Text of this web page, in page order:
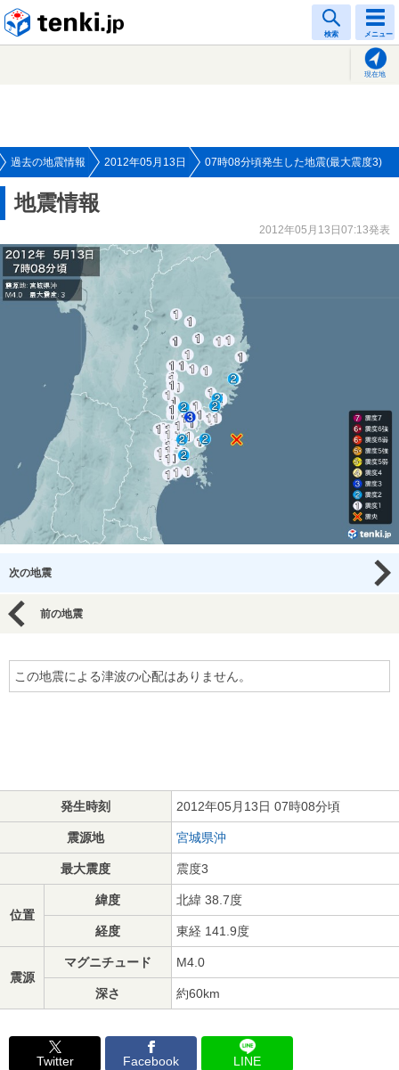
検索 メニュー
現在地
過去の地震情報 2012年05月13日 07時08分頃発生した地震(最大震度3)
地震情報
2012年05月13日07:13発表
次の地震
前の地震
この地震による津波の心配はありません。
発生時刻 2012年05月13日 07時08分頃
震源地 宮城県沖
最大震度 震度3
位置
緯度 北緯 38.7度
経度 東経 141.9度
震源
マグニチュード M4.0
深さ 約60km
Twitter Facebook LINE